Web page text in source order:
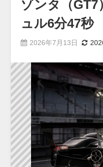
ゾンタ（GT7
ュル6分47秒
2026年7月13日